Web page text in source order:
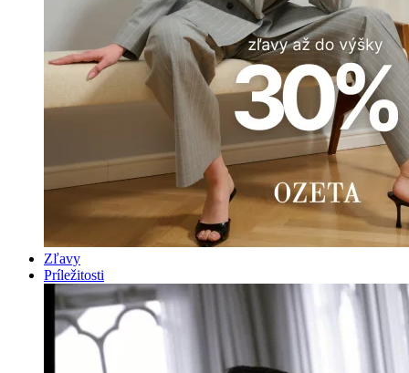
Zľavy
Príležitosti